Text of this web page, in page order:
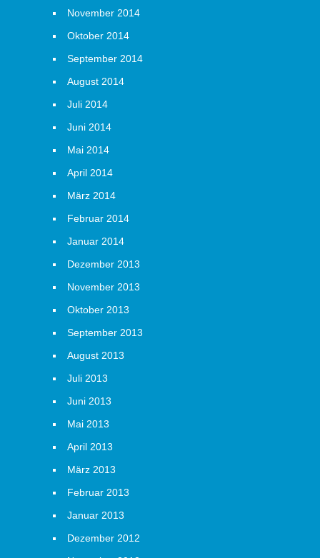
November 2014
Oktober 2014
September 2014
August 2014
Juli 2014
Juni 2014
Mai 2014
April 2014
März 2014
Februar 2014
Januar 2014
Dezember 2013
November 2013
Oktober 2013
September 2013
August 2013
Juli 2013
Juni 2013
Mai 2013
April 2013
März 2013
Februar 2013
Januar 2013
Dezember 2012